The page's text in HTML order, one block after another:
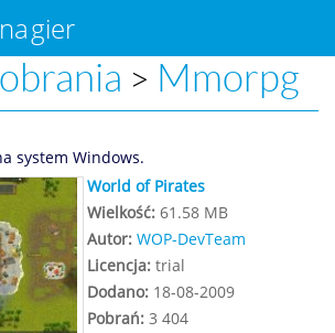
gier
> Mmorpg
system Windows.
World of Pirates
Wielkość: 61.58 MB
Autor: WOP-DevTeam
Licencja: trial
Dodano: 18-08-2009
Pobrań: 3 404